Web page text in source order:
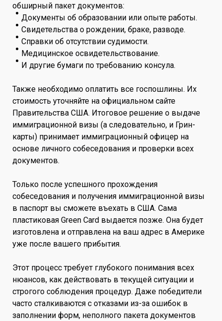
обширный пакет документов:
Документы об образовании или опыте работы.
Свидетельства о рождении, браке, разводе.
Справки об отсутствии судимости.
Медицинское освидетельствование.
И другие бумаги по требованию консула.
Также необходимо оплатить все госпошлины. Их
стоимость уточняйте на официальном сайте
Правительства США. Итоговое решение о выдаче
иммиграционной визы (а следовательно, и Грин-
карты) принимает иммиграционный офицер на
основе личного собеседования и проверки всех
документов.
Только после успешного прохождения
собеседования и получения иммиграционной визы
в паспорт вы сможете въехать в США. Сама
пластиковая Green Card выдается позже. Она будет
изготовлена и отправлена на ваш адрес в Америке
уже после вашего прибытия.
Этот процесс требует глубокого понимания всех
нюансов, как действовать в текущей ситуации и
строгого соблюдения процедур. Даже победители
часто сталкиваются с отказами из-за ошибок в
заполнении форм, неполного пакета документов